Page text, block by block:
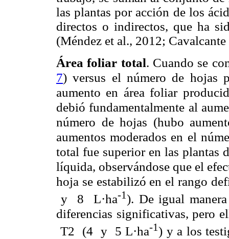
las plantas por acción de los
directos o indirectos, que ha
(Méndez et al., 2012;
Área foliar total. Cuando se
7) versus el número de hojas
aumento en área foliar
debió fundamentalmente al
número de hojas (hubo
aumentos moderados en el
total fue superior en las plantas
líquida, observándose que el
hoja se estabilizó en el rango
y 8 L·ha-1). De igual
diferencias significativas,
T2 (4 y 5 L·ha-1) y a los